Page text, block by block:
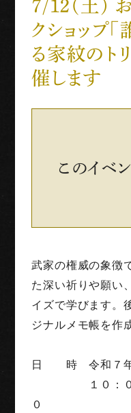
別館・周辺グルメ
世界三大古戦場
７/１２(土)
クショップ
る家紋のト
催します
このイベ
武家の権威の象徴
た深い祈りや願い
イズで学びます。
ジナルメモ帳を作
日 時 令和７年
１０：００、
０